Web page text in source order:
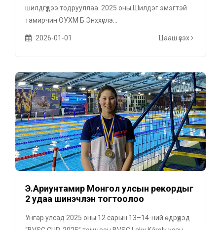
шилдгүүдээ тодрууллаа. 2025 оны Шилдэг эмэгтэй
тамирчин ОУХМ Б.Энххүслэ...
2026-01-01 Цааш үзэх
Э.Ариунтамир Монгол улсын рекордыг
2 удаа шинэчлэн тогтоолоо
Унгар улсад 2025 оны 12 сарын 13–14-ний өдрүүдэд